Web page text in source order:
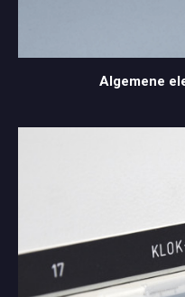
Algemene
Bordenbouw,